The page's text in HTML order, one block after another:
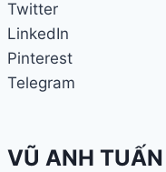
Twitter
LinkedIn
Pinterest
Telegram
VŨ ANH TUẤN